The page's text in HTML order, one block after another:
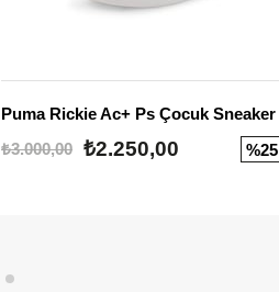
Puma Rickie Ac+ Ps Çocuk Sneaker
₺3.000,00 ₺2.250,00 %25